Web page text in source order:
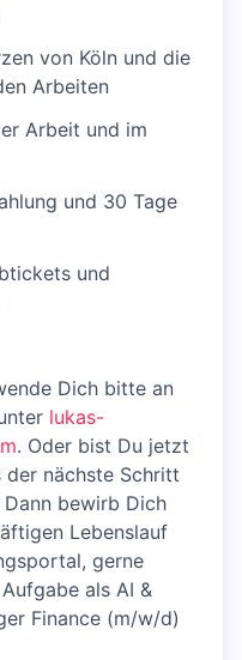
von Köln und die
Arbeiten
Arbeit und im
und 30 Tage
und
Dich bitte an
lukas-
. Oder bist Du jetzt
der nächste Schritt
bewirb Dich
Lebenslauf
gerne
als AI &
Finance (m/w/d)